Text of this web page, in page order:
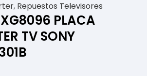
, Repuestos Televisores
PLACA
TV SONY